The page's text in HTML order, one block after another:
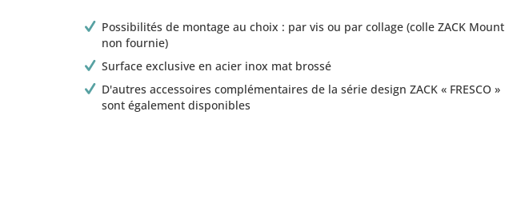
Possibilités de montage au choix : par vis ou par collage (colle ZACK Mount
non fournie)
Surface exclusive en acier inox mat brossé
D'autres accessoires complémentaires de la série design ZACK « FRESCO »
sont également disponibles